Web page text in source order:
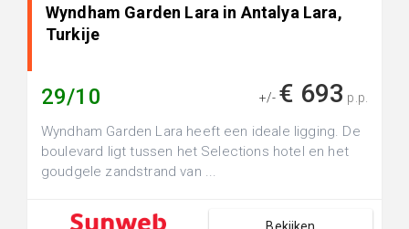
Wyndham Garden Lara in Antalya Lara,
Turkije
29/10 +/- € 693 p.p.
Wyndham Garden Lara heeft een ideale ligging. De
boulevard ligt tussen het Selections hotel en het
goudgele zandstrand van ...